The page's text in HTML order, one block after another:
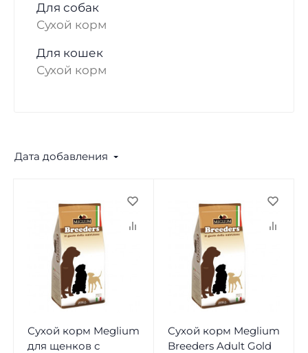
Для собак
Сухой корм
Для кошек
Сухой корм
Дата добавления
Сухой корм Meglium
для щенков с
Сухой корм Meglium
Breeders Adult Gold